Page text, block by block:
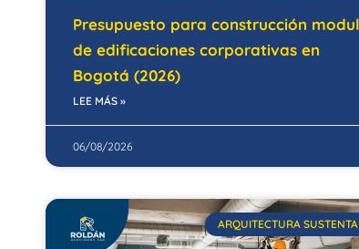
Presupuesto para construcción
de edificaciones corporativas en
Bogotá (2026)
LEE MÁS »
06/08/2026
ARQUITECTURA